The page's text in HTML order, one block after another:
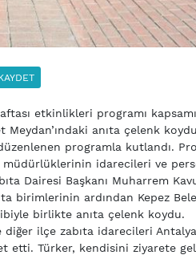
etkinlikleri programı
anıta çelenk
programla kutlandı.
müdürlüklerinin idarecileri ve
Dairesi Başkanı Muharrem
birimlerinin ardından Kepez
birlikte anıta çelenk koydu.
ilçe zabıta idarecileri
etti. Türker, kendisini ziyarete